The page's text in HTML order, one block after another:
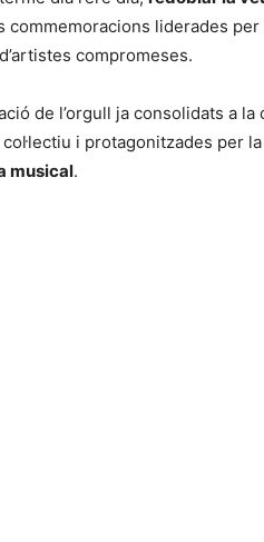
commemoracions liderades
compromeses.
de l’orgull ja consolidats a
i protagonitzades per
musical.